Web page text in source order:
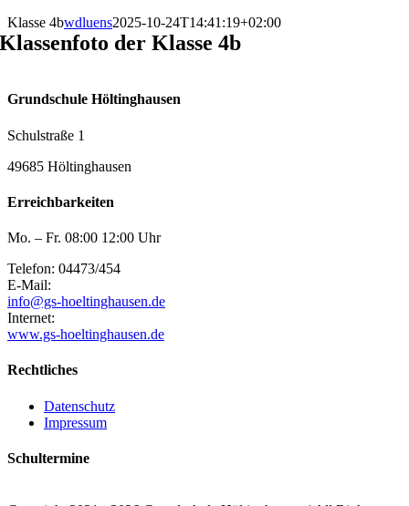
Klasse 4bwdluens2025-10-24T14:41:19+02:00
Klassenfoto der Klasse 4b
Grundschule Höltinghausen
Schulstraße 1
49685 Höltinghausen
Erreichbarkeiten
Mo. – Fr. 08:00 12:00 Uhr
Telefon: 04473/454
E-Mail:
info@gs-hoeltinghausen.de
Internet:
www.gs-hoeltinghausen.de
Rechtliches
Datenschutz
Impressum
Schultermine